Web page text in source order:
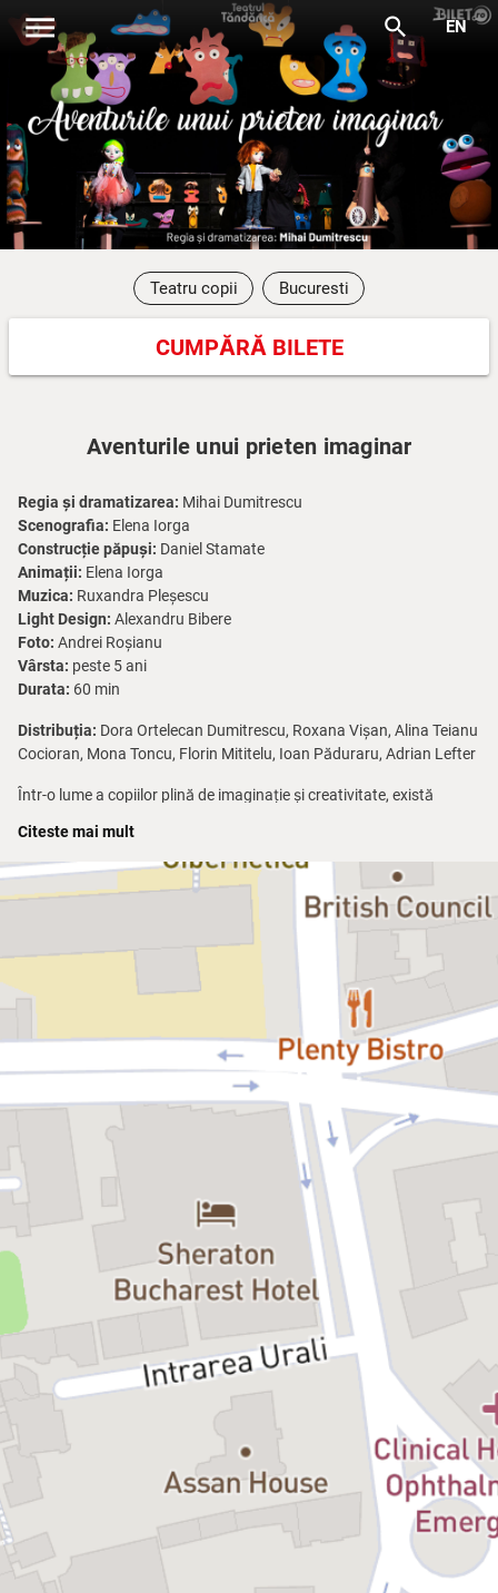
menu search EN
Teatru copii Bucuresti
CUMPĂRĂ BILETE
Aventurile unui prieten imaginar
Regia și dramatizarea: Mihai Dumitrescu
Scenografia: Elena Iorga
Construcție păpuși: Daniel Stamate
Animații: Elena Iorga
Muzica: Ruxandra Pleșescu
Light Design: Alexandru Bibere
Foto: Andrei Roșianu
Vârsta: peste 5 ani
Durata: 60 min
Distribuția: Dora Ortelecan Dumitrescu, Roxana Vișan, Alina Teianu
Cocioran, Mona Toncu, Florin Mititelu, Ioan Păduraru, Adrian Lefter
Într-o lume a copiilor plină de imaginație și creativitate, există
care le oferă copiilor un sentiment de siguranță și protecție, mai
ales atunci când aceștia se simt nesiguri sau speriați.
, în regia lui Mihai Dumitrescu, este
un spectacol despre prietenie, despre prieteni imaginari, despre
puterea lor în dezvoltarea copiilor, despre relația dintre părinți și
copii. Vă invităm la Teatrul Țăndărică să călătoriți alături de Riki Diki
într-o lume fantastică, să întâlniți personaje și situații amuzante, din
Citeste mai mult